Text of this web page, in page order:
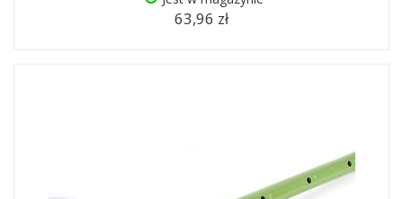
63,96 zł